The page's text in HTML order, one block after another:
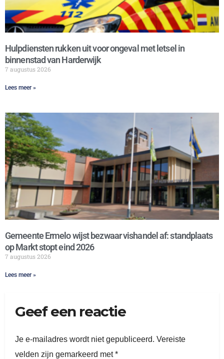
Hulpdiensten rukken uit voor ongeval met letsel in
binnenstad van Harderwijk
7 augustus 2026
Lees meer »
Gemeente Ermelo wijst bezwaar vishandel af: standplaats
op Markt stopt eind 2026
7 augustus 2026
Lees meer »
Geef een reactie
Je e-mailadres wordt niet gepubliceerd. Vereiste
velden zijn gemarkeerd met*